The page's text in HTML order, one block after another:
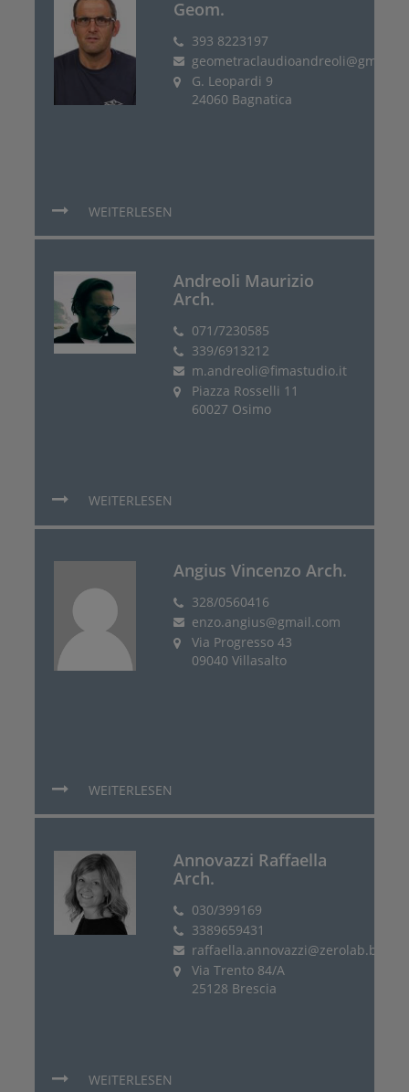
Geom.
393 8223197
G. Leopardi 9
24060 Bagnatica
WEITERLESEN
Andreoli Maurizio
Arch.
071/7230585
339/6913212
m.andreoli@fimastudio.it
Piazza Rosselli 11
60027 Osimo
WEITERLESEN
Angius Vincenzo Arch.
328/0560416
enzo.angius@gmail.com
Via Progresso 43
09040 Villasalto
WEITERLESEN
Annovazzi Raffaella
Arch.
030/399169
3389659431
raffaella.annovazzi@zerolab.biz
Via Trento 84/A
25128 Brescia
WEITERLESEN